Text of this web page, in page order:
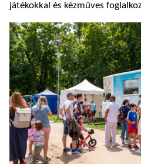
játékokkal és kézműves